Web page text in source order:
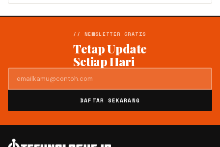
// NEWSLETTER GRATIS
Tetap Update
Setiap Hari
DAFTAR SEKARANG